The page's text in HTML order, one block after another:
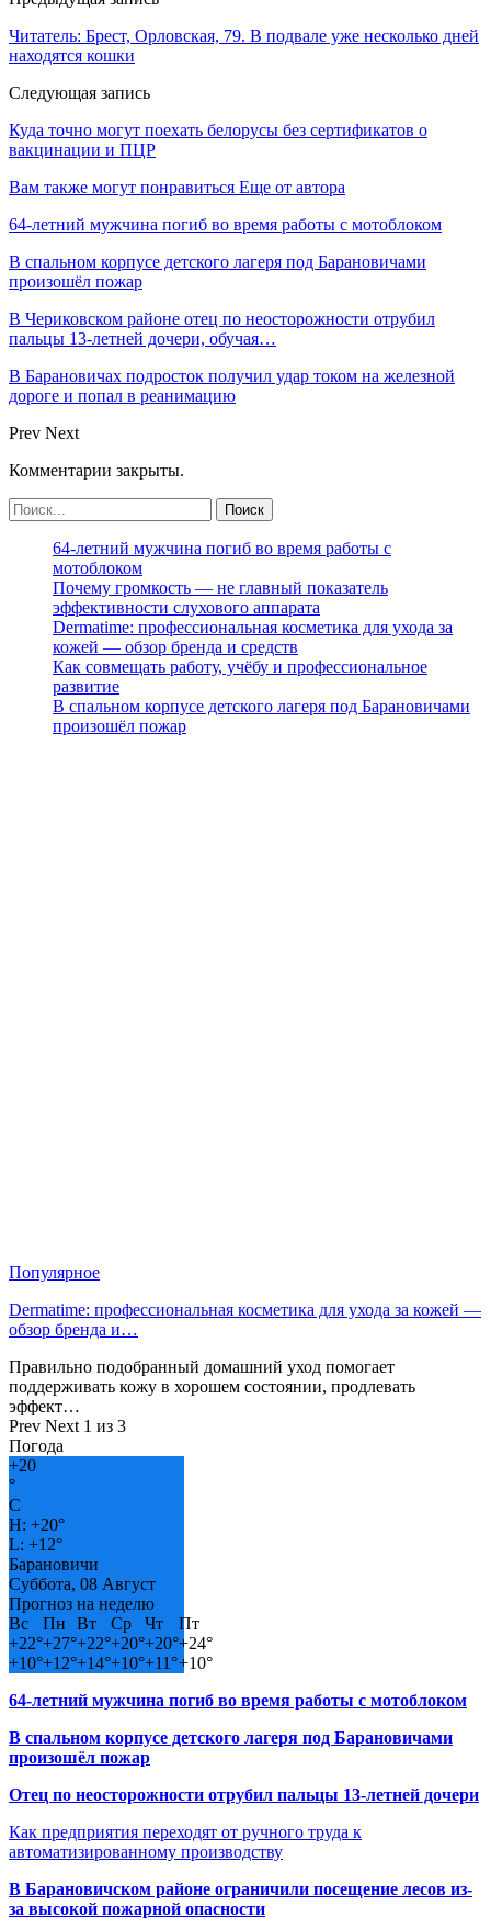
Читатель: Брест, Орловская, 79. В подвале уже несколько дней
находятся кошки
Следующая запись
Куда точно могут поехать белорусы без сертификатов о
вакцинации и ПЦР
Вам также могут понравиться Еще от автора
64-летний мужчина погиб во время работы с мотоблоком
В спальном корпусе детского лагеря под Барановичами
произошёл пожар
В Чериковском районе отец по неосторожности отрубил
пальцы 13-летней дочери, обучая…
В Барановичах подросток получил удар током на железной
дороге и попал в реанимацию
Prev Next
Комментарии закрыты.
64-летний мужчина погиб во время работы с
мотоблоком
Почему громкость — не главный показатель
эффективности слухового аппарата
Dermatime: профессиональная косметика для ухода за
кожей — обзор бренда и средств
Как совмещать работу, учёбу и профессиональное
развитие
В спальном корпусе детского лагеря под Барановичами
произошёл пожар
Популярное
Dermatime: профессиональная косметика для ухода за кожей —
обзор бренда и…
Правильно подобранный домашний уход помогает
поддерживать кожу в хорошем состоянии, продлевать
эффект…
Prev Next 1 из 3
Погода
+20
°
C
H: +20°
L: +12°
Барановичи
Суббота, 08 Август
Прогноз на неделю
Вс
Пн Вт Ср Чт
Пт
+22°+27°+22°+20°+20°+24°
+10°+12°+14°+10°+11°+10°
64-летний мужчина погиб во время работы с мотоблоком
В спальном корпусе детского лагеря под Барановичами
произошёл пожар
Отец по неосторожности отрубил пальцы 13-летней дочери
Как предприятия переходят от ручного труда к
автоматизированному производству
В Барановичском районе ограничили посещение лесов из-
за высокой пожарной опасности